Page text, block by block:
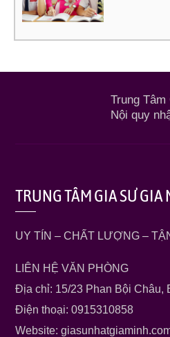
Trung
Nội quy
TRUNG TÂM GIA SƯ GIA
UY TÍN – CHẤT LƯỢNG –
LIÊN HỆ VĂN PHÒNG
Địa chỉ: 15/23 Phan Bội Châu,
Điện thoại: 0915310858
Website: